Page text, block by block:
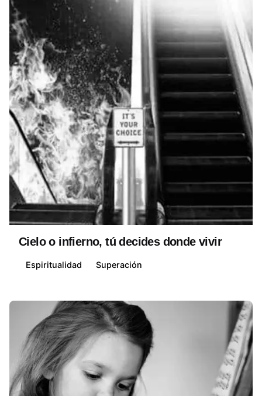
Posted by
David Belmonte
Cielo o infierno, tú decides donde vivir
Espiritualidad Superación